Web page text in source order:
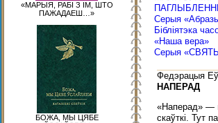
«МАРЫЯ, РАБІ З ІМ, ШТО
ПАЖАДАЕШ…»
БОЖА, МЫ ЦЯБЕ
Серыя
Бібліятэка
«Наша вера»
Серыя
Федэрацыя
НАПЕРАД
«Наперад» —
скаўткі. Тут